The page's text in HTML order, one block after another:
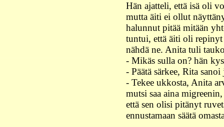
Hän ajatteli, että isä oli
mutta äiti ei ollut
halunnut pitää mitään
tuntui, että äiti oli
nähdä ne. Anita tuli
- Mikäs sulla on? hän
- Päätä särkee, Rita
- Tekee ukkosta, Anita
mutsi saa aina
että sen olisi pitänyt
ennustamaan säätä